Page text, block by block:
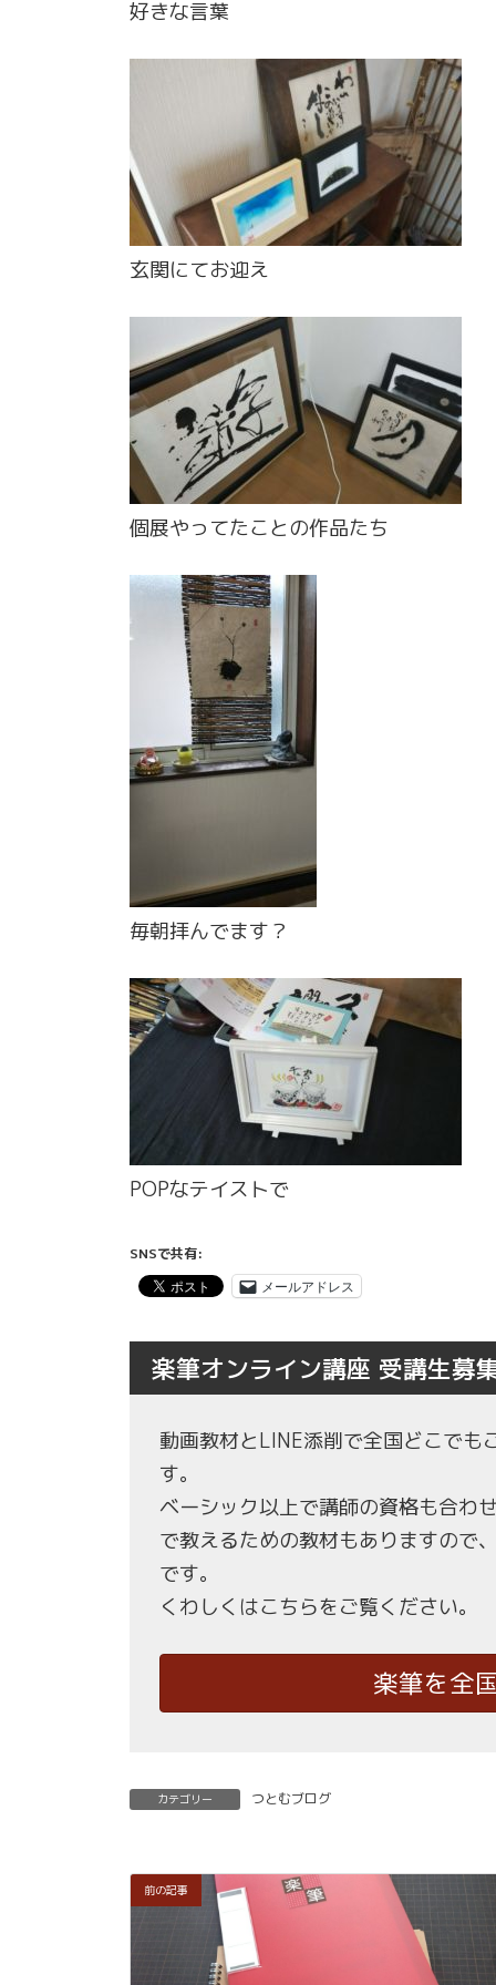
好きな言葉
玄関にてお迎え
個展やってたことの作品たち
毎朝拝んでます？
POPなテイストで
SNSで共有:
メールアドレス
楽筆オンライン講座 受講生募
動画教材とLINE添削で全国どこでも
す。
ベーシック以上で講師の資格も合わ
で教えるための教材もありますので
です。
くわしくはこちらをご覧ください。
楽筆を全
カテゴリー つとむブログ
前の記事